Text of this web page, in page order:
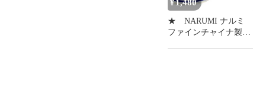
¥1,480
★ NARUMI ナルミ
ファインチャイナ製